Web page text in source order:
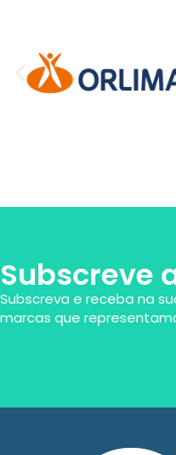
Subscreve
Subscreva e receba na
marcas que